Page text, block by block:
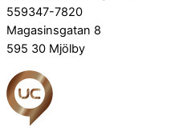
559347-7820
Magasinsgatan 8
595 30 Mjölby